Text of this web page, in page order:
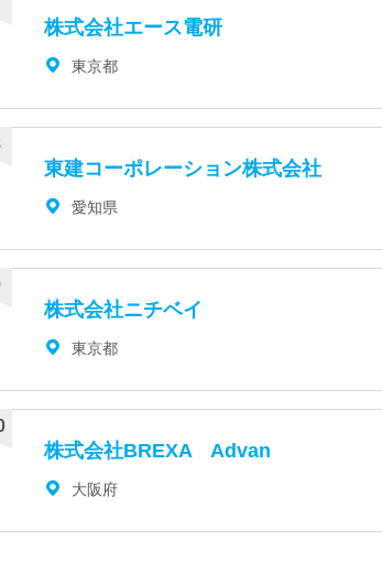
株式会社エース電研
東京都
東建コーポレーション株式会社
愛知県
株式会社ニチベイ
東京都
株式会社BREXA Advan
大阪府